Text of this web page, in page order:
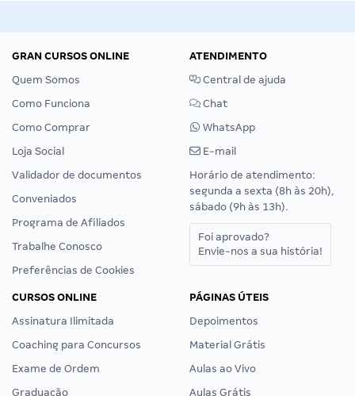
GRAN CURSOS ONLINE
Quem Somos
Como Funciona
Como Comprar
Loja Social
Validador de documentos
Conveniados
Programa de Afiliados
Trabalhe Conosco
Preferências de Cookies
ATENDIMENTO
Central de ajuda
Chat
WhatsApp
E-mail
Horário de atendimento:
segunda a sexta (8h às 20h),
sábado (9h às 13h).
Foi aprovado?
Envie-nos a sua história!
CURSOS ONLINE
Assinatura Ilimitada
Coaching para Concursos
Exame de Ordem
Graduação
PÁGINAS ÚTEIS
Depoimentos
Material Grátis
Aulas ao Vivo
Aulas Grátis